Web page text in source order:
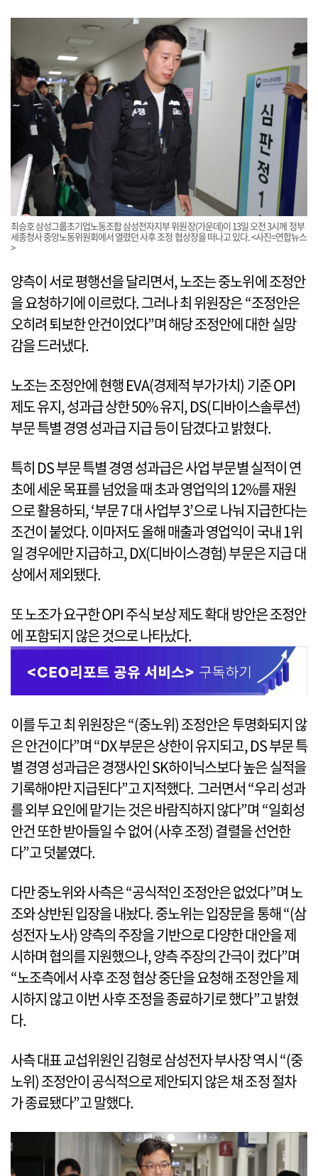
최승호 삼성그룹초기업노동조합 삼성전자지부 위원장(가운데)이 13일 오전 3시께 정부
세종청사 중앙노동위원회에서 열렸던 사후 조정 협상장을 떠나고 있다. <사진=연합뉴스
>
양측이 서로 평행선을 달리면서, 노조는 중노위에 조정안
을 요청하기에 이르렀다. 그러나 최 위원장은 “조정안은
오히려 퇴보한 안건이었다”며 해당 조정안에 대한 실망
감을 드러냈다.
노조는 조정안에 현행 EVA(경제적 부가가치) 기준 OPI
제도 유지, 성과급 상한 50% 유지, DS(디바이스솔루션)
부문 특별 경영 성과급 지급 등이 담겼다고 밝혔다.
특히 DS 부문 특별 경영 성과급은 사업 부문별 실적이 연
초에 세운 목표를 넘었을 때 초과 영업익의 12%를 재원
으로 활용하되, ‘부문 7 대 사업부 3’으로 나눠 지급한다는
조건이 붙었다. 이마저도 올해 매출과 영업익이 국내 1위
일 경우에만 지급하고, DX(디바이스경험) 부문은 지급 대
상에서 제외됐다.
또 노조가 요구한 OPI 주식 보상 제도 확대 방안은 조정안
에 포함되지 않은 것으로 나타났다.
이를 두고 최 위원장은 “(중노위) 조정안은 투명화되지 않
은 안건이다”며 “DX 부문은 상한이 유지되고, DS 부문 특
별 경영 성과급은 경쟁사인 SK하이닉스보다 높은 실적을
기록해야만 지급된다”고 지적했다. 그러면서 “우리 성과
를 외부 요인에 맡기는 것은 바람직하지 않다”며 “일회성
안건 또한 받아들일 수 없어 (사후 조정) 결렬을 선언한
다”고 덧붙였다.
다만 중노위와 사측은 “공식적인 조정안은 없었다”며 노
조와 상반된 입장을 내놨다. 중노위는 입장문을 통해 “(삼
성전자 노사) 양측의 주장을 기반으로 다양한 대안을 제
시하며 협의를 지원했으나, 양측 주장의 간극이 컸다”며
“노조측에서 사후 조정 협상 중단을 요청해 조정안을 제
시하지 않고 이번 사후 조정을 종료하기로 했다”고 밝혔
다.
사측 대표 교섭위원인 김형로 삼성전자 부사장 역시 “(중
노위) 조정안이 공식적으로 제안되지 않은 채 조정 절차
가 종료됐다”고 말했다.